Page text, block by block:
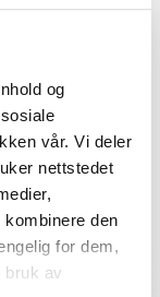
og
vår. Vi deler
nettstedet
den
for dem,
bruk av
jeden